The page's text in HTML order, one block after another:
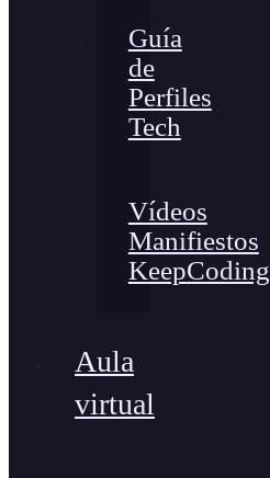
Guía
de
Perfiles
Tech
Vídeos
Manifiestos
KeepCoding
Aula
virtual